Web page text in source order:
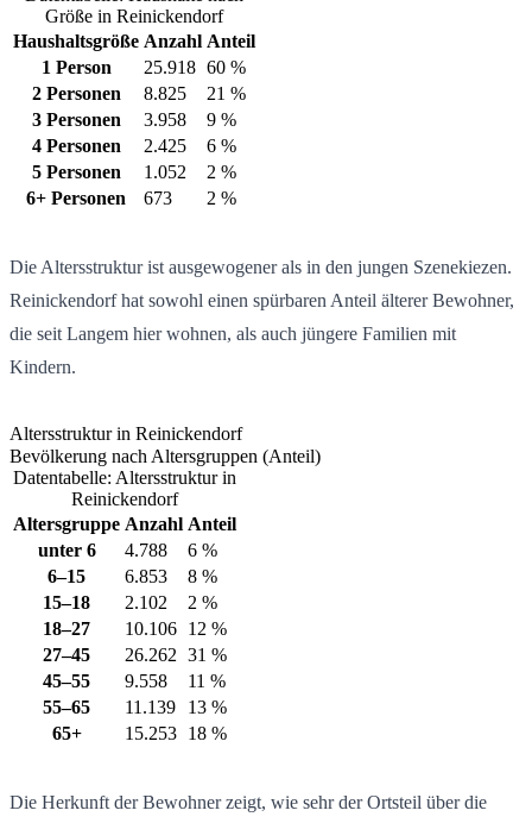
Größe in Reinickendorf
Haushaltsgröße Anzahl Anteil
1 Person
25.918 60 %
2 Personen
8.825
21 %
3 Personen
3.958
9 %
4 Personen
2.425
6 %
5 Personen
1.052
2 %
6+ Personen
673 2 %
Die Altersstruktur ist ausgewogener als in den jungen Szenekiezen.
Reinickendorf hat sowohl einen spürbaren Anteil älterer Bewohner,
die seit Langem hier wohnen, als auch jüngere Familien mit
Kindern.
Altersstruktur in Reinickendorf
Bevölkerung nach Altersgruppen (Anteil)
Datentabelle: Altersstruktur in
Reinickendorf
Altersgruppe Anzahl Anteil
unter 6
4.788
6 %
6–15
6.853
8 %
15–18
2.102
2 %
18–27
10.106 12 %
27–45
26.262 31 %
45–55
9.558
11 %
55–65
11.139
13 %
65+
15.253 18 %
Die Herkunft der Bewohner zeigt, wie sehr der Ortsteil über die